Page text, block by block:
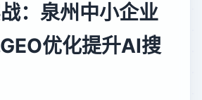
：泉州中小企业
优化提升AI搜